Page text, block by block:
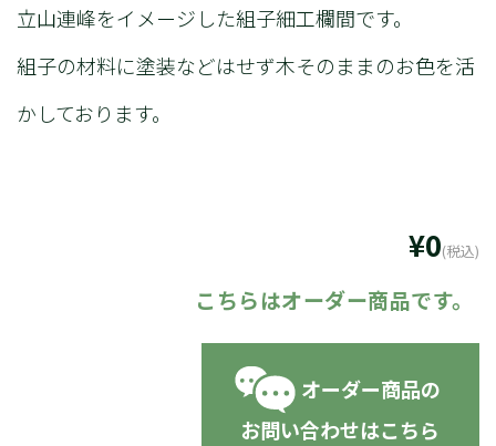
立山連峰をイメージした組子細工欄間です。
組子の材料に塗装などはせず木そのままのお色を活
かしております。
¥0(税込)
オーダー商品の
お問い合わせはこちら